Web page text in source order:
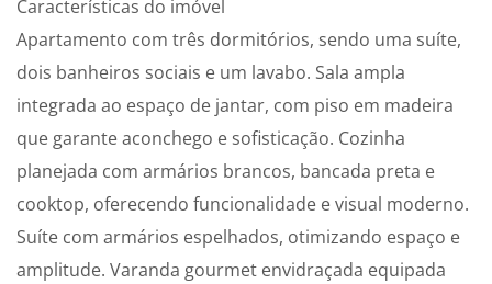
Características do imóvel
Apartamento com três dormitórios, sendo uma suíte,
dois banheiros sociais e um lavabo. Sala ampla
integrada ao espaço de jantar, com piso em madeira
que garante aconchego e sofisticação. Cozinha
planejada com armários brancos, bancada preta e
cooktop, oferecendo funcionalidade e visual moderno.
Suíte com armários espelhados, otimizando espaço e
amplitude. Varanda gourmet envidraçada equipada